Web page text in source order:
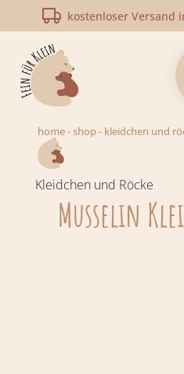
kostenloser Versand
home-shop- kleidchen und
Kleidchen und Röcke
Musselin